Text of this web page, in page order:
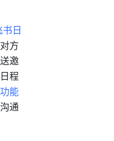
书日
方
邀
程
能
通